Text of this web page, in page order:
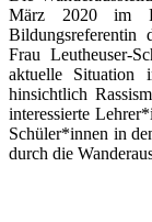
März 2020 im
Bildungsreferentin
Frau Leutheuser-
aktuelle Situation
hinsichtlich
interessierte
Schüler*innen in
durch die